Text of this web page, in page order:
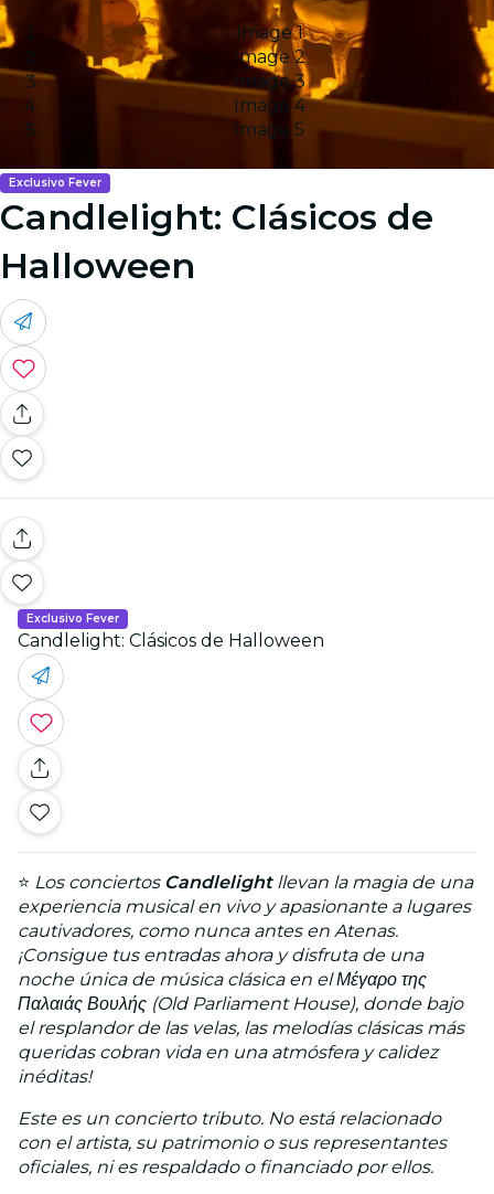
Image 1
Image 2
Image 3
Image 4
Image 5
Exclusivo Fever
Candlelight: Clásicos de
Halloween
Exclusivo Fever
Candlelight: Clásicos de Halloween
⭐ Los conciertos Candlelightllevan la magia de una
experiencia musical en vivo y apasionante a lugares
cautivadores, como nunca antes en Atenas.
¡Consigue tus entradas ahora y disfruta de una
noche única de música clásica en el Μέγαρο της
Παλαιάς Βουλής (Old Parliament House), donde bajo
el resplandor de las velas, las melodías clásicas más
queridas cobran vida en una atmósfera y calidez
inéditas!
Este es un concierto tributo. No está relacionado
con el artista, su patrimonio o sus representantes
oficiales, ni es respaldado o financiado por ellos.